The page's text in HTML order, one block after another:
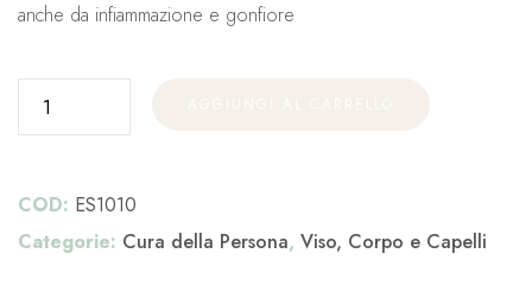
anche da infiammazione e gonfiore
COD: ES1010
Categorie: Cura della Persona, Viso, Corpo e Capelli